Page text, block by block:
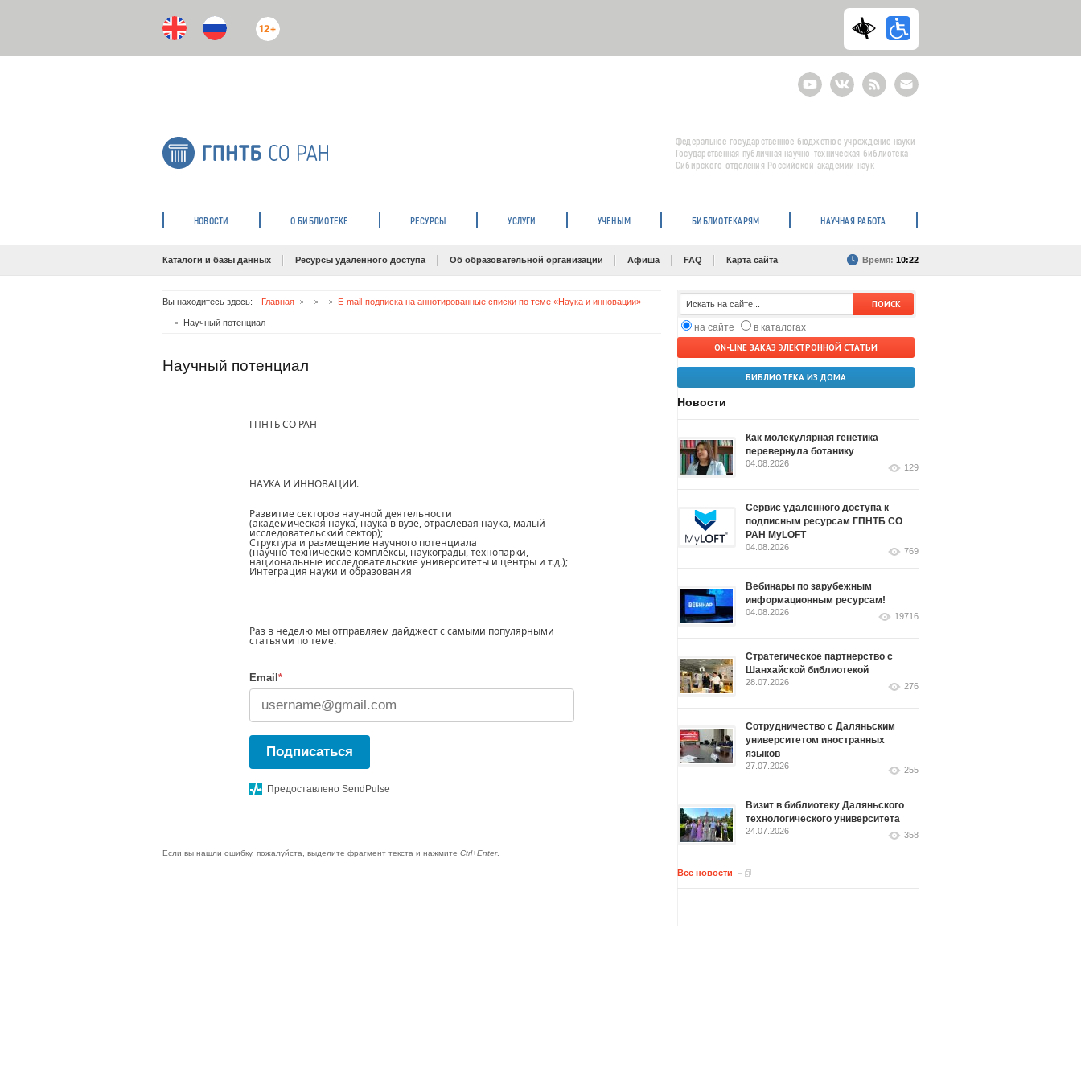
12+
YoutubeВКонтактеRSS
E-
mail
подписка
Федеральное государственное бюджетное учреждение науки
Государственная публичная научно-техническая библиотека
Сибирского отделения Российской академии наук
НОВОСТИ О БИБЛИОТЕКЕ РЕСУРСЫ УСЛУГИ УЧЕНЫМ БИБЛИОТЕКАРЯМ НАУЧНАЯ РАБОТА
Каталоги и базы данных Ресурсы удаленного доступа Об образовательной организации Афиша FAQ Карта сайта Время: 10:22
Вы находитесь здесь: Главная E-mail-подписка на аннотированные списки по теме «Наука и инновации»
Научный потенциал
Научный потенциал
ГПНТБ СО РАН
НАУКА И ИННОВАЦИИ.
Развитие секторов научной деятельности
(академическая наука, наука в вузе, отраслевая наука, малый
исследовательский сектор);
Структура и размещение научного потенциала
(научно-технические комплексы, наукограды, технопарки,
национальные исследовательские университеты и центры и т.д.);
Интеграция науки и образования
Раз в неделю мы отправляем дайджест с самыми популярными
статьями по теме.
Email *
Подписаться
Предоставлено SendPulse
Если вы нашли ошибку, пожалуйста, выделите фрагмент текста и нажмите Ctrl+Enter.
на сайте
в каталогах
ON-LINE ЗАКАЗ ЭЛЕКТРОННОЙ СТАТЬИ
БИБЛИОТЕКА ИЗ ДОМА
Новости
Как молекулярная генетика
перевернула ботанику
04.08.2026 129
Сервис удалённого доступа к
подписным ресурсам ГПНТБ СО
РАН MyLOFT
04.08.2026 769
Вебинары по зарубежным
информационным ресурсам!
04.08.2026 19716
Стратегическое партнерство с
Шанхайской библиотекой
28.07.2026 276
Сотрудничество с Даляньским
университетом иностранных
языков
27.07.2026 255
Визит в библиотеку Даляньского
технологического университета
24.07.2026 358
Все новости